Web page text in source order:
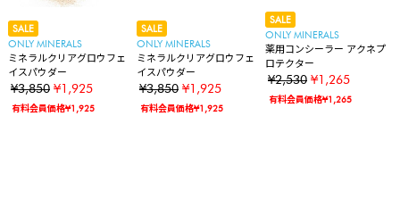
SALE
ONLY MINERALS
ミネラルクリアグロウフェ
イスパウダー
¥3,850 ¥1,925
有料会員価格¥1,925
SALE
ONLY MINERALS
ミネラルクリアグロウフェ
イスパウダー
¥3,850 ¥1,925
有料会員価格¥1,925
SALE
ONLY MINERALS
薬用コンシーラー アクネプ
ロテクター
¥2,530 ¥1,265
有料会員価格¥1,265